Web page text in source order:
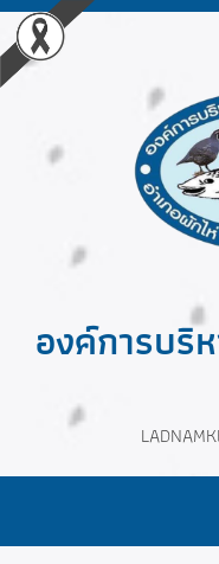
องค์การบริ